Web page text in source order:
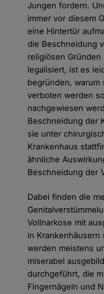
Jungen fordern.
immer vor diesem
eine Hintertür
die Beschneidung
religiösen
legalisiert, ist es
begründen, warum
verboten werden
nachgewiesen
Beschneidung der
sie unter
Krankenhaus
ähnliche
Beschneidung der
Dabei finden die
Vollnarkose mit
in Krankenhäusern
werden meistens
miserabel
durchgeführt, die
Fingernägeln und